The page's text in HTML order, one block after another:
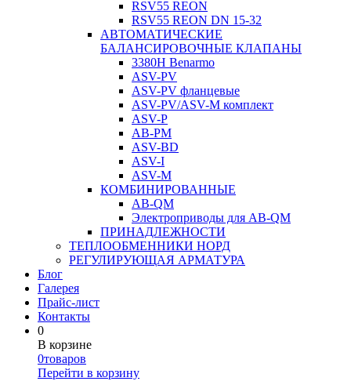
RSV55 REON
RSV55 REON DN 15-32
АВТОМАТИЧЕСКИЕ
БАЛАНСИРОВОЧНЫЕ КЛАПАНЫ
3380H Benarmo
ASV-PV
ASV-PV фланцевые
ASV-PV/ASV-M комплект
ASV-P
AB-PM
ASV-BD
ASV-I
ASV-M
КОМБИНИРОВАННЫЕ
AB-QM
Электроприводы для AB-QM
ПРИНАДЛЕЖНОСТИ
ТЕПЛООБМЕННИКИ НОРД
РЕГУЛИРУЮЩАЯ АРМАТУРА
Блог
Галерея
Прайс-лист
Контакты
0
В корзине
0товаров
Перейти в корзину